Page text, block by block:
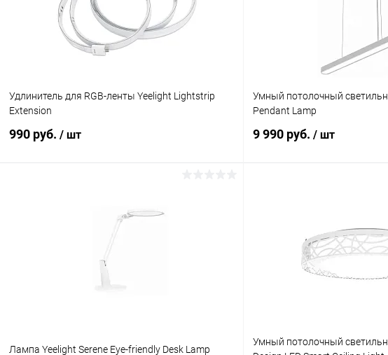
В избранное В наличии
Удлинитель для RGB-ленты Yeelight Lightstrip
Extension
990 руб. / шт
Умный потолочный
Pendant Lamp
9 990 руб. / шт
В избранное
Лампа Yeelight Serene Eye-friendly Desk Lamp
Умный потолочный